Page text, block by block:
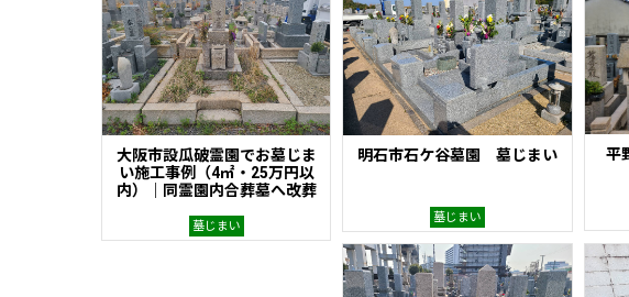
大阪市設瓜破霊園でお墓じま
い施工事例（4㎡・25万円以
内）｜同霊園内合葬墓へ改葬
墓じまい
明石市石ケ谷墓園 墓じまい
墓じまい
平